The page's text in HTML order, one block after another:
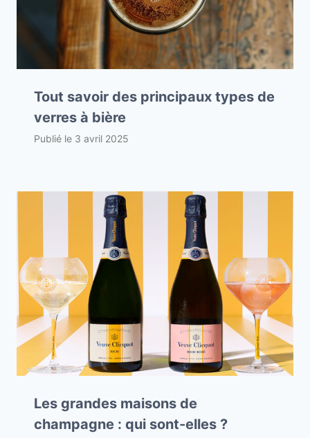
Tout savoir des principaux types de
verres à bière
Publié le 3 avril 2025
Les grandes maisons de
champagne : qui sont-elles ?